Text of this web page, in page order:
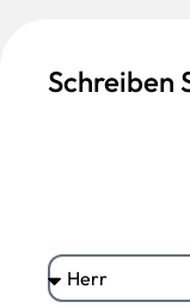
Schreiben